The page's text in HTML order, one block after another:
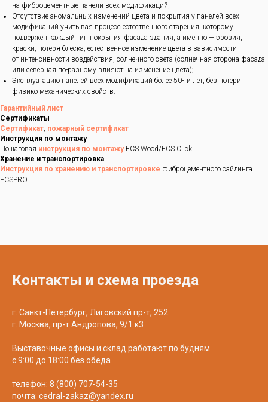
на фиброцементные панели всех модификаций;
Отсутствие аномальных изменений цвета и покрытия у панелей всех
модификаций учитывая процесс естественного старения, которому
подвержен каждый тип покрытия фасада здания, а именно — эрозия,
краски, потеря блеска, естественное изменение цвета в зависимости
от интенсивности воздействия, солнечного света (солнечная сторона фасада
или северная по-разному влияют на изменение цвета);
Эксплуатацию панелей всех модификаций более 50-ти лет, без потери
физико-механических свойств.
Гарантийный лист
Сертификаты
Сертификат, пожарный сертификат
Инструкция по монтажу
Пошаговая инструкция по монтажуFCS Wood/FCS Click
Хранение и транспортировка
Инструкция по хранению и транспортировке фиброцементного сайдинга
FCSPRO
Контакты и схема проезда
г. Санкт-Петербург, Лиговский пр-т, 252
г. Москва, пр-т Андропова, 9/1 к3
Выставочные офисы и склад работают по будням
с 9:00 до 18:00 без обеда
телефон: 8 (800) 707-54-35
почта: cedral-zakaz@yandex.ru